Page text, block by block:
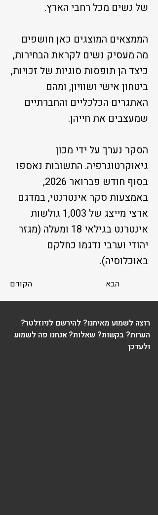
של נשים מכל רחבי הארץ.
הממצאים המוצגים כאן חושפים
מה מעסיק נשים לקראת הבחירות,
כיצד הן תופסות סוגיות של זכויות,
ביטחון אישי ושוויון, ומהם
האתגרים הכלכליים והחברתיים
שמעצבים את חייהן.
הסקר נערך על ידי מכון
גיאוקרטוגרפיה. התשובות נאספו
בסוף חודש פברואר 2026,
באמצעות סקר אינטרנטי, במדגם
ארצי מייצג של 1,003 גולשות
אינטרנט בגילאי 18 ומעלה (מגזר
יהודי וערבי נדגמו כחלקם
באוכלוסיה).
הקודם הבא
רוצה לשמוע מאיתנו? להירשם לניוזלטר?
הערות? בקשות? שאלות? אנחנו פה לשמוע
ולעדכן